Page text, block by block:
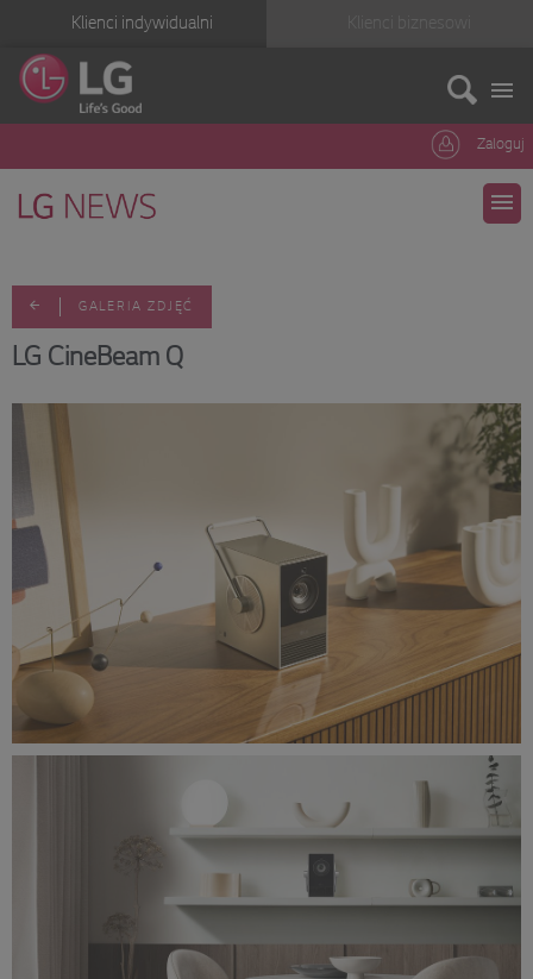
Klienci indywidualni
Zaloguj
GALERIA ZDJĘĆ
LG CineBeam Q
Ambient_cabinet.jpg